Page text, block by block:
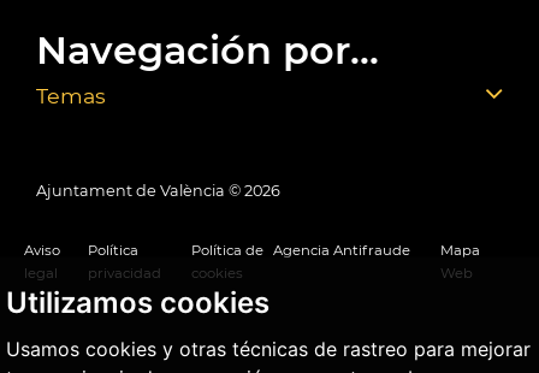
Utilizamos cookies
Usamos cookies y otras técnicas de rastreo para mejorar
Navegación por...
Temas
Ajuntament de València © 2026
Aviso
legal
Política
privacidad
Política de
cookies
Agencia Antifraude
Mapa
Web